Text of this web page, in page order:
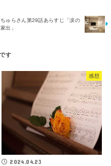
ちゅらさん第29話あらすじ「涙の
家出」
感想
2024.04.23